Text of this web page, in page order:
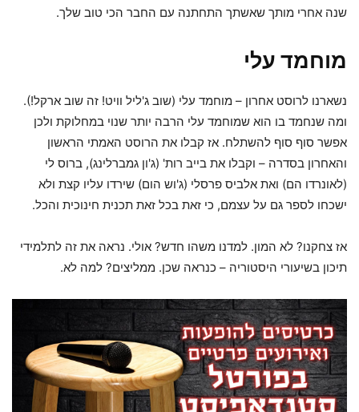
שנה אחרי מותך שאשתך התחתנה עם החבר הכי טוב שלך.
מוחמד עלי
נשארנו לרוסט אחרון – מוחמד עלי (שוב ג'ליל וויט! זה שוב ארקל!).
ומה שנחמד בו הוא שמוחמד עלי הרבה יותר שנוי במחלוקת ולכן
אפשר סוף סוף להשתלח. אז קבלו את הרוסט האמתי הראשון
והאחרון בסדרה – וקבלו את בייב רות' (ג'ון גמברלינג), ברוס לי
(לאונרדו הם) ואת אלביס פרסלי (ג'וש הום) שירדו עליו קצת ולא
ישכחו לספר גם על עצמם, כי זאת בכל זאת תכנית חינוכית והכל.
אז צחקנו? לא המון. למדנו משהו חדש? אולי. נראה את זה לתלמידי
תיכון בשיעורי היסטוריה – כנראה שכן. ממליצים? למה לא.